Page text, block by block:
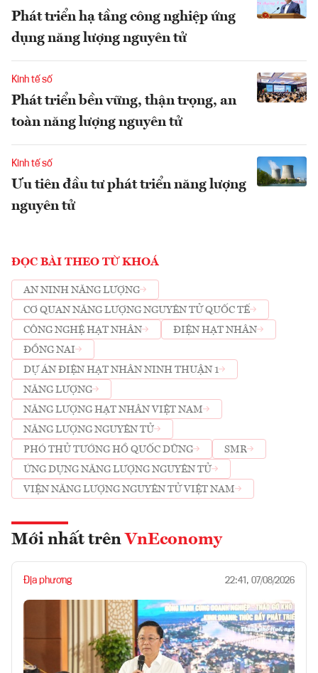
Phát triển hạ tầng công nghiệp ứng
dụng năng lượng nguyên tử
Kinh tế số
Phát triển bền vững, thận trọng, an
toàn năng lượng nguyên tử
Kinh tế số
Ưu tiên đầu tư phát triển năng lượng
nguyên tử
ĐỌC BÀI THEO TỪ KHOÁ
AN NINH NĂNG LƯỢNG
CƠ QUAN NĂNG LƯỢNG NGUYÊN TỬ QUỐC TẾ
CÔNG NGHỆ HẠT NHÂN
ĐIỆN HẠT NHÂN
ĐỒNG NAI
DỰ ÁN ĐIỆN HẠT NHÂN NINH THUẬN 1
NĂNG LƯỢNG
NĂNG LƯỢNG HẠT NHÂN VIỆT NAM
NĂNG LƯỢNG NGUYÊN TỬ
PHÓ THỦ TƯỚNG HỒ QUỐC DŨNG
SMR
ỨNG DỤNG NĂNG LƯỢNG NGUYÊN TỬ
VIỆN NĂNG LƯỢNG NGUYÊN TỬ VIỆT NAM
Mới nhất trên VnEconomy
Địa phương 22:41, 07/08/2026